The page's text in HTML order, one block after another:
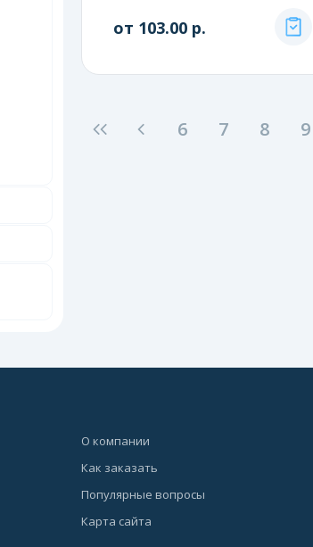
от 103.00 р.
6 7 8 9
О компании
Как заказать
Популярные вопросы
Карта сайта